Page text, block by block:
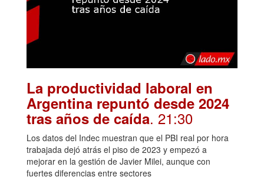
La productividad laboral en
Argentina repuntó desde 2024
tras años de caída. 21:30
Los datos del Indec muestran que el PBI real por hora
trabajada dejó atrás el piso de 2023 y empezó a
mejorar en la gestión de Javier Milei, aunque con
fuertes diferencias entre sectores